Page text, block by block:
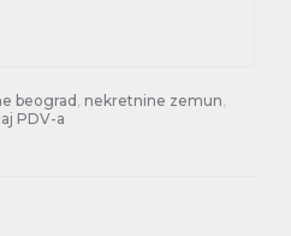
beograd , nekretnine zemun,
PDV-a